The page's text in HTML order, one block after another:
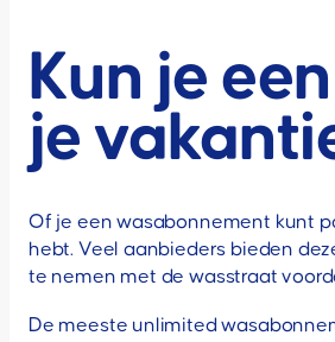
Kun je
je
Of je een wasabonnement kunt
hebt. Veel aanbieders bieden
te nemen met de wasstraat
De meeste unlimited